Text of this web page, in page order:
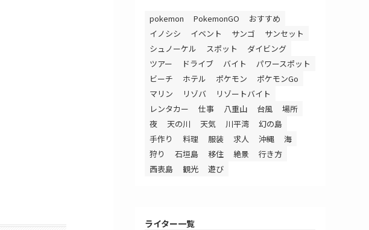
pokemon PokemonGO
おすすめ
イノシシ
イベント サンゴ
サンセット
シュノーケル
スポット
ダイビング
ツアー
ドライブ バイト
パワースポット
ビーチ
ホテル ポケモン
ポケモンGo
マリン
リゾバ
リゾートバイト
レンタカー
仕事 八重山 台風
場所
夜
天の川 天気 川平湾
幻の島
手作り
料理 服装 求人 沖縄
海
狩り
石垣島 移住 絶景
行き方
西表島
観光 遊び
ライター一覧